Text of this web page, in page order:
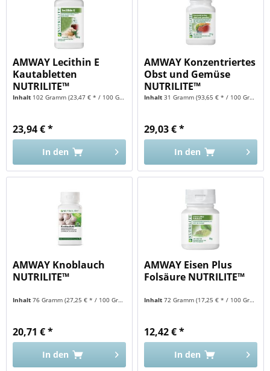
AMWAY Lecithin E
Kautabletten
NUTRILITE™
Inhalt 102 Gramm(23,47 € * / 100 Gramm)
23,94 € *
In den
AMWAY Konzentriertes
Obst und Gemüse
NUTRILITE™
Inhalt31 Gramm(93,65 € * / 100 Gramm)
29,03 € *
In den
AMWAY Knoblauch
NUTRILITE™
Inhalt76 Gramm(27,25 € * / 100 Gramm)
20,71 € *
In den
AMWAY Eisen Plus
Folsäure NUTRILITE™
Inhalt72 Gramm(17,25 € * / 100 Gramm)
12,42 € *
In den